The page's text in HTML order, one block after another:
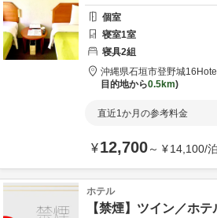
個室
寝室1室
寝具2組
沖縄県石垣市登野城16
目的地から0.5km
直近1か月の参考料金
¥12,700～ ¥14,100/泊
ホテル
【禁煙】ツイン／ホ